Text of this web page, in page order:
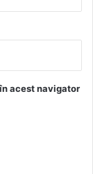
acest navigator